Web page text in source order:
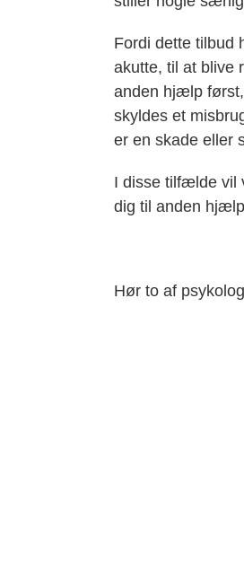
Fordi dette tilbud
akutte, til at blive
anden hjælp
skyldes et
er en skade eller
I disse tilfælde vil
dig til anden
Hør to af